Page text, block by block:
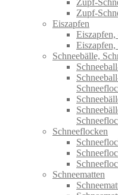
Zupf-
Eiszapfen
Eiszapfen,
Schneebälle,
Schneeflocken
Schneematten